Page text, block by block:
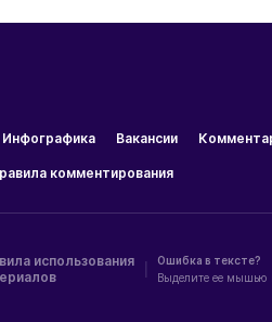
Инфографика Вакансии
комментирования
использования
Ошибка в тексте?
Выделите ее